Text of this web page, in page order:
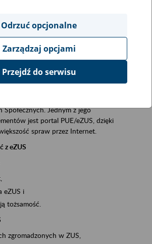
ZUS eZUS
Społecznych. Jednym z jego
jest portal PUE/eZUS, dzięki
spraw przez Internet.
z eZUS
eZUS i
tożsamość.
zgromadzonych w ZUS,
Odrzuć opcjonalne
Zarządzaj opcjami
Przejdź do serwisu